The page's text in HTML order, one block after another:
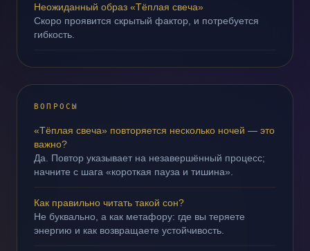
Неожиданный образ «Тёплая свеча»
Скоро проявится скрытый фактор, и потребуется
гибкость.
ВОПРОСЫ
«Тёплая свеча» повторяется несколько ночей — это
важно?
Да. Повтор указывает на незавершённый процесс;
начните с шага «короткая пауза и тишина».
Как правильно читать такой сон?
Не буквально, а как метафору: где вы теряете
энергию и как возвращаете устойчивость.